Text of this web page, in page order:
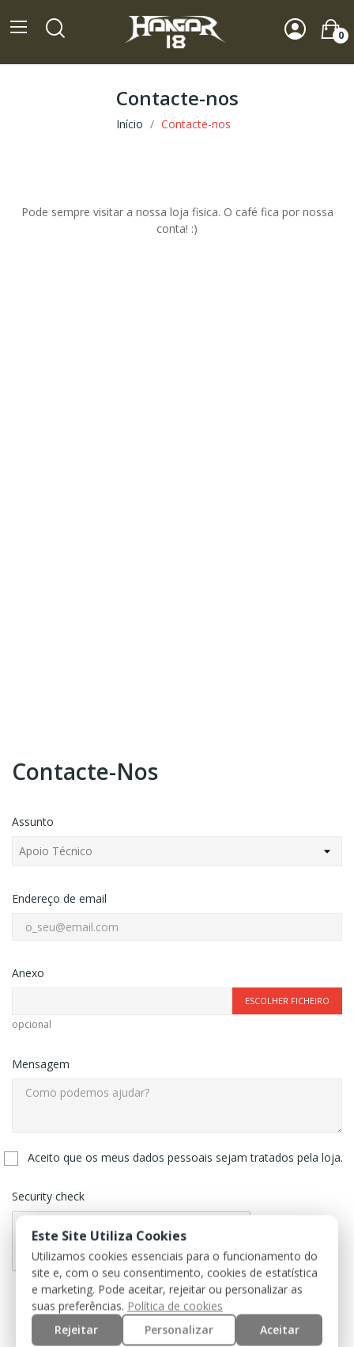
0
Contacte-nos
Início Contacte-nos
Pode sempre visitar a nossa loja fisica. O café fica por nossa
conta! :)
Contacte-Nos
Assunto
Endereço de email
Anexo
ESCOLHER FICHEIRO
opcional
Mensagem
Aceito que os meus dados pessoais sejam tratados pela loja.
Security check
Este Site Utiliza Cookies
Utilizamos cookies essenciais para o funcionamento do
site e, com o seu consentimento, cookies de estatística
e marketing. Pode aceitar, rejeitar ou personalizar as
suas preferências. Política de cookies
Rejeitar
Personalizar Aceitar